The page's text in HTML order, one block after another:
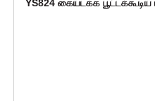
YS824 கையடக்க பூட்டக்கூடிய